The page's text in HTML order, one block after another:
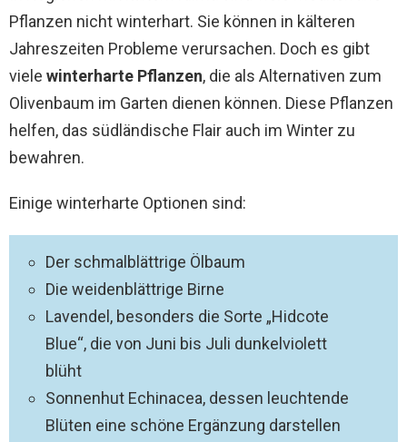
Pflanzen nicht winterhart. Sie können in kälteren
Jahreszeiten Probleme verursachen. Doch es gibt
viele winterharte Pflanzen, die als Alternativen zum
Olivenbaum im Garten dienen können. Diese Pflanzen
helfen, das südländische Flair auch im Winter zu
bewahren.
Einige winterharte Optionen sind:
Der schmalblättrige Ölbaum
Die weidenblättrige Birne
Lavendel, besonders die Sorte „Hidcote
Blue“, die von Juni bis Juli dunkelviolett
blüht
Sonnenhut Echinacea, dessen leuchtende
Blüten eine schöne Ergänzung darstellen